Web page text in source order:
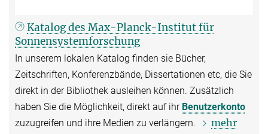
Katalog des Max-Planck-Institut für
Sonnensystemforschung
In unserem lokalen Katalog finden sie Bücher,
Zeitschriften, Konferenzbände, Dissertationen etc, die Sie
direkt in der Bibliothek ausleihen können. Zusätzlich
haben Sie die Möglichkeit, direkt auf ihr Benutzerkonto
zuzugreifen und ihre Medien zu verlängern.
mehr